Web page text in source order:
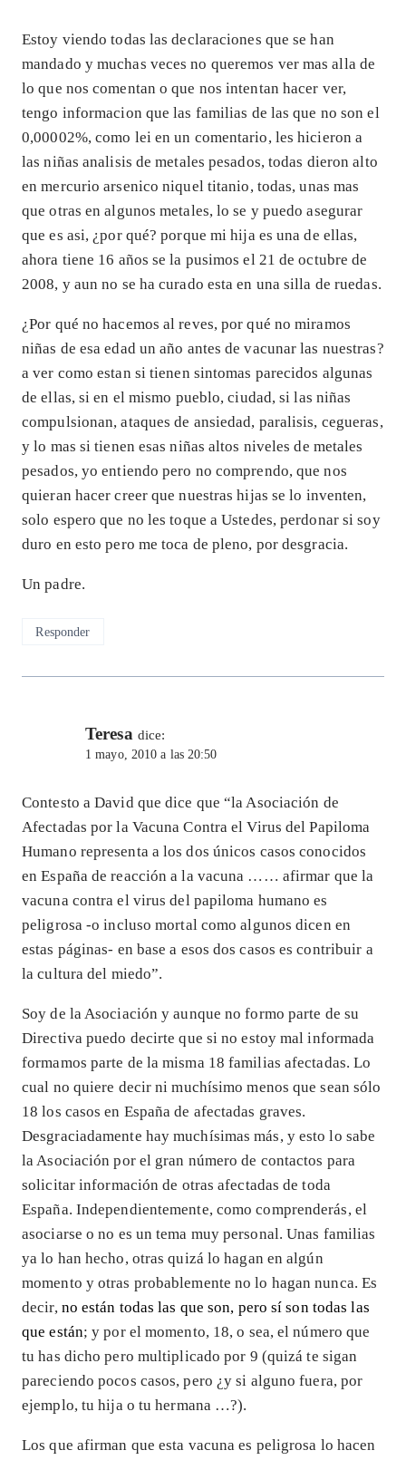
Estoy viendo todas las declaraciones que se han
mandado y muchas veces no queremos ver mas alla de
lo que nos comentan o que nos intentan hacer ver,
tengo informacion que las familias de las que no son el
0,00002%, como lei en un comentario, les hicieron a
las niñas analisis de metales pesados, todas dieron alto
en mercurio arsenico niquel titanio, todas, unas mas
que otras en algunos metales, lo se y puedo asegurar
que es asi, ¿por qué? porque mi hija es una de ellas,
ahora tiene 16 años se la pusimos el 21 de octubre de
2008, y aun no se ha curado esta en una silla de ruedas.
¿Por qué no hacemos al reves, por qué no miramos
niñas de esa edad un año antes de vacunar las nuestras?
a ver como estan si tienen sintomas parecidos algunas
de ellas, si en el mismo pueblo, ciudad, si las niñas
compulsionan, ataques de ansiedad, paralisis, cegueras,
y lo mas si tienen esas niñas altos niveles de metales
pesados, yo entiendo pero no comprendo, que nos
quieran hacer creer que nuestras hijas se lo inventen,
solo espero que no les toque a Ustedes, perdonar si soy
duro en esto pero me toca de pleno, por desgracia.
Un padre.
Responder
Teresa dice:
1 mayo, 2010 a las 20:50
Contesto a David que dice que “la Asociación de
Afectadas por la Vacuna Contra el Virus del Papiloma
Humano representa a los dos únicos casos conocidos
en España de reacción a la vacuna …… afirmar que la
vacuna contra el virus del papiloma humano es
peligrosa -o incluso mortal como algunos dicen en
estas páginas- en base a esos dos casos es contribuir a
la cultura del miedo”.
Soy de la Asociación y aunque no formo parte de su
Directiva puedo decirte que si no estoy mal informada
formamos parte de la misma 18 familias afectadas. Lo
cual no quiere decir ni muchísimo menos que sean sólo
18 los casos en España de afectadas graves.
Desgraciadamente hay muchísimas más, y esto lo sabe
la Asociación por el gran número de contactos para
solicitar información de otras afectadas de toda
España. Independientemente, como comprenderás, el
asociarse o no es un tema muy personal. Unas familias
ya lo han hecho, otras quizá lo hagan en algún
momento y otras probablemente no lo hagan nunca. Es
decir, no están todas las que son, pero sí son todas las
que están; y por el momento, 18, o sea, el número que
tu has dicho pero multiplicado por 9 (quizá te sigan
pareciendo pocos casos, pero ¿y si alguno fuera, por
ejemplo, tu hija o tu hermana …?).
Los que afirman que esta vacuna es peligrosa lo hacen